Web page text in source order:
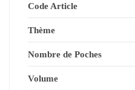
Code Article
Thème
Nombre de Poches
Volume